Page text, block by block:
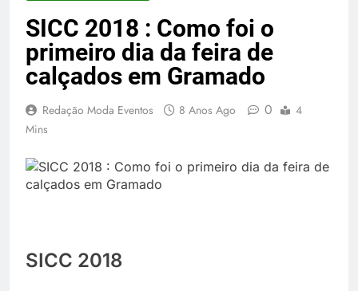
SICC 2018 : Como foi o
primeiro dia da feira de
calçados em Gramado
Redação Moda Eventos 8 Anos Ago 0
4
Mins
SICC 2018